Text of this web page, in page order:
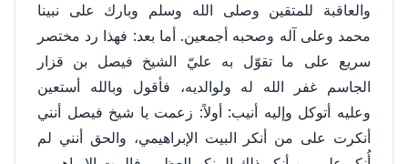
والعاقبة للمتقين وصلى الله وسلم وبارك على نبينا
محمد وعلى آله وصحبه أجمعين. ‎أما بعد: فهذا رد مختصر
سريع على ما تقوّل به عليّ الشيخ فيصل بن قزار
الجاسم غفر الله له ولوالديه، ‎فأقول وبالله أستعين
وعليه أتوكل وإليه أنيب: ‎أولاً: زعمت يا شيخ فيصل أنني
أنكرت على من أنكر البيت الإبراهيمي، والحق أنني لم